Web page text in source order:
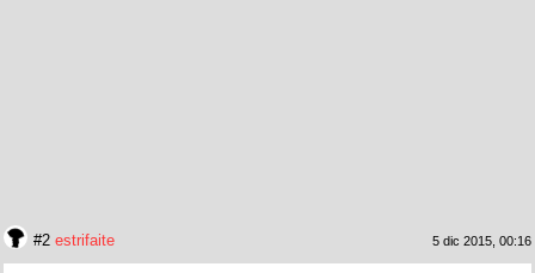
#2 estrifaite 5 dic 2015, 00:16